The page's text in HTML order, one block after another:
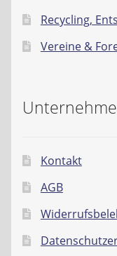
Recycling,
Vereine &
Kontakt
AGB